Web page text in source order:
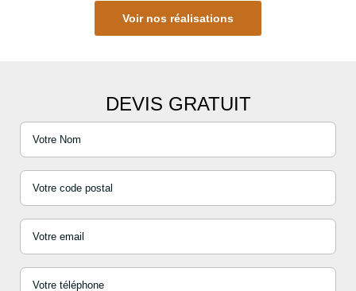
Voir nos réalisations
DEVIS GRATUIT